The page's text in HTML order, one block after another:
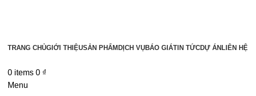
TRANG CHỦGIỚI THIỆUSẢN PHẨM DỊCH VỤBÁO GIÁTIN TỨCDỰ ÁN LIÊN HỆ
0 items 0 ₫
Menu